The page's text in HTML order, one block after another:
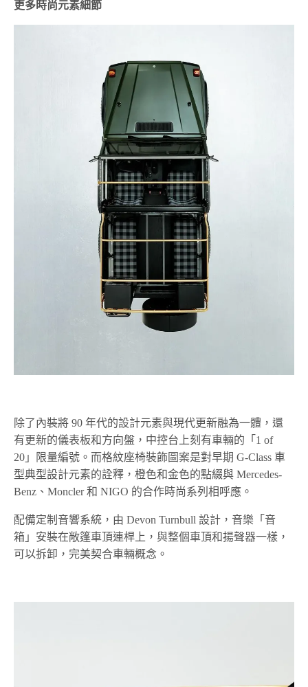
更多時尚元素細節
除了內裝將 90 年代的設計元素與現代更新融為一體，還
有更新的儀表板和方向盤，中控台上刻有車輛的「1 of
20」限量編號。而格紋座椅裝飾圖案是對早期 G-Class 車
型典型設計元素的詮釋，橙色和金色的點綴與 Mercedes-
Benz、Moncler 和 NIGO 的合作時尚系列相呼應。
配備定制音響系統，由 Devon Turnbull 設計，音樂「音
箱」安裝在敞篷車頂連桿上，與整個車頂和揚聲器一樣，
可以拆卸，完美契合車輛概念。